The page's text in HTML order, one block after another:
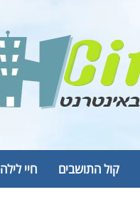
קול התושבים חיי לילה